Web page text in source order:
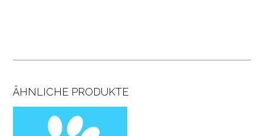
ÄHNLICHE PRODUKTE